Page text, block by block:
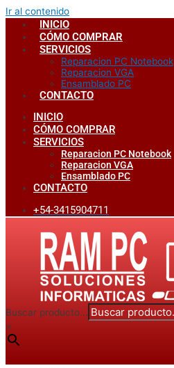
Ir al contenido
INICIO
CÓMO COMPRAR
SERVICIOS
Reparacion PC Notebook
Reparacion VGA
Ensamblado PC
CONTACTO
INICIO
CÓMO COMPRAR
SERVICIOS
Reparacion PC Notebook
Reparacion VGA
Ensamblado PC
CONTACTO
+54-3415904711
Buscar producto...
×